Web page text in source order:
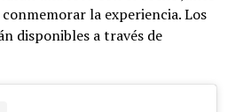
la experiencia. Los
disponibles a través de